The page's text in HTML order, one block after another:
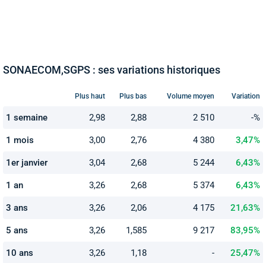
SONAECOM,SGPS : ses variations historiques
Plus haut Plus bas Volume moyen Variation
1 semaine 2,98 2,88 2 510 -%
1 mois 3,00 2,76 4 380 3,47%
1er janvier 3,04 2,68 5 244 6,43%
1 an 3,26 2,68 5 374 6,43%
3 ans 3,26 2,06 4 175 21,63%
5 ans 3,26 1,585 9 217 83,95%
10 ans 3,26 1,18 - 25,47%